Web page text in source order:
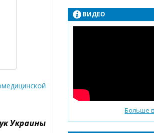
Украины
ВИДЕО
Больше